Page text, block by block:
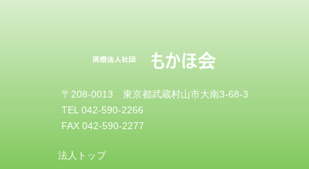
〒208-0013 東京都武蔵村山市大南3-68-3
TEL 042-590-2266
FAX 042-590-2277
法人トップ